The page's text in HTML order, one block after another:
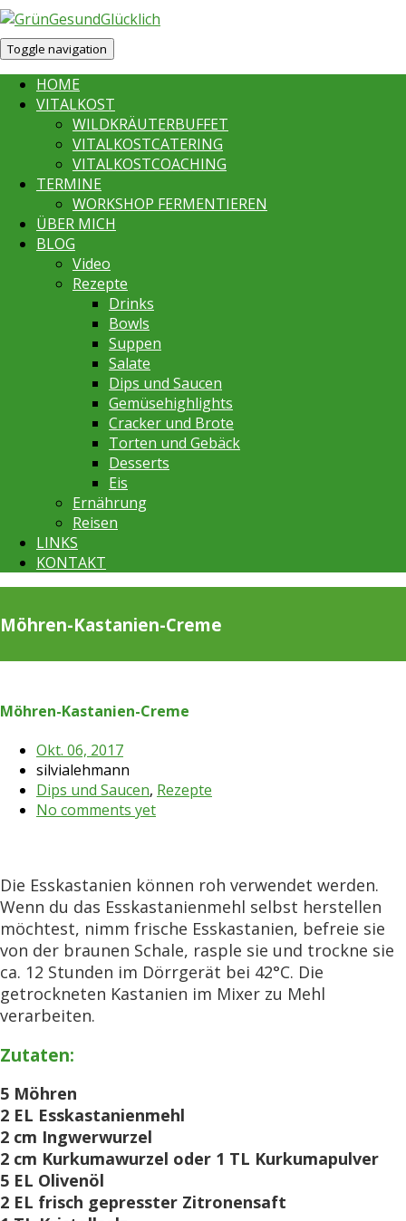
Toggle navigation
HOME
VITALKOST
WILDKRÄUTERBUFFET
VITALKOSTCATERING
VITALKOSTCOACHING
TERMINE
WORKSHOP FERMENTIEREN
ÜBER MICH
BLOG
Video
Rezepte
Drinks
Bowls
Suppen
Salate
Dips und Saucen
Gemüsehighlights
Cracker und Brote
Torten und Gebäck
Desserts
Eis
Ernährung
Reisen
LINKS
KONTAKT
Möhren-Kastanien-Creme
Möhren-Kastanien-Creme
Okt. 06, 2017
silvialehmann
Dips und Saucen, Rezepte
No comments yet
Die Esskastanien können roh verwendet werden.
Wenn du das Esskastanienmehl selbst herstellen
möchtest, nimm frische Esskastanien, befreie sie
von der braunen Schale, rasple sie und trockne sie
ca. 12 Stunden im Dörrgerät bei 42°C. Die
getrockneten Kastanien im Mixer zu Mehl
verarbeiten.
Zutaten:
5 Möhren
2 EL Esskastanienmehl
2 cm Ingwerwurzel
2 cm Kurkumawurzel oder 1 TL Kurkumapulver
5 EL Olivenöl
2 EL frisch gepresster Zitronensaft